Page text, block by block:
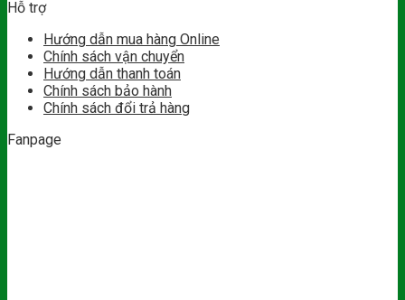
Hỗ trợ
Hướng dẫn mua hàng Online
Chính sách vận chuyển
Hướng dẫn thanh toán
Chính sách bảo hành
Chính sách đổi trả hàng
Fanpage